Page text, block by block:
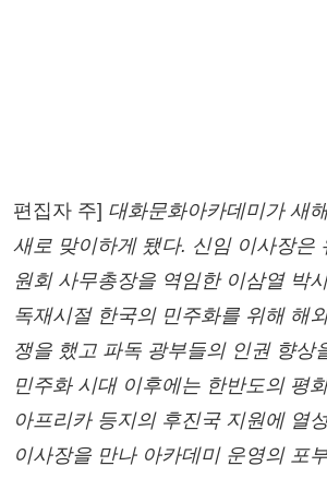
편집자 주] 대화문화아카데미가 새
새로 맞이하게 됐다. 신임 이사장은
원회 사무총장을 역임한 이삼열 박
독재시절 한국의 민주화를 위해 해
쟁을 했고 파독 광부들의 인권 향상
민주화 시대 이후에는 한반도의 평
아프리카 등지의 후진국 지원에 열
이사장을 만나 아카데미 운영의 포